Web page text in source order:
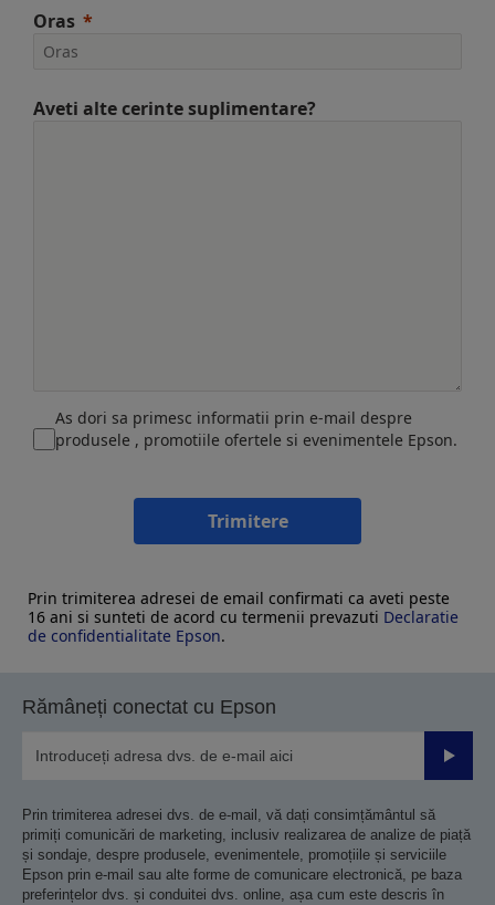
Oras
Aveti alte cerinte suplimentare?
As dori sa primesc informatii prin e-mail despre
produsele , promotiile ofertele si evenimentele Epson.
Trimitere
Prin trimiterea adresei de email confirmati ca aveti peste
16 ani si sunteti de acord cu termenii prevazuti Declaratie
de confidentialitate Epson.
Rămâneți conectat cu Epson
Prin trimiterea adresei dvs. de e-mail, vă dați consimțământul să
primiți comunicări de marketing, inclusiv realizarea de analize de piață
și sondaje, despre produsele, evenimentele, promoțiile și serviciile
Epson prin e-mail sau alte forme de comunicare electronică, pe baza
preferințelor dvs. și conduitei dvs. online, așa cum este descris în